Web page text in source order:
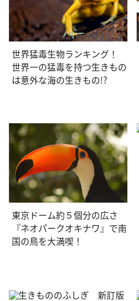
世界猛毒生物ランキング！
世界一の猛毒を持つ生きもの
は意外な海の生きもの!?
東京ドーム約５個分の広さ
『ネオパークオキナワ』で南
国の鳥を大満喫！